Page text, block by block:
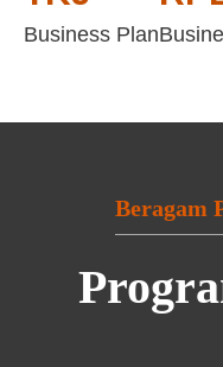
Business Plan
Beragam